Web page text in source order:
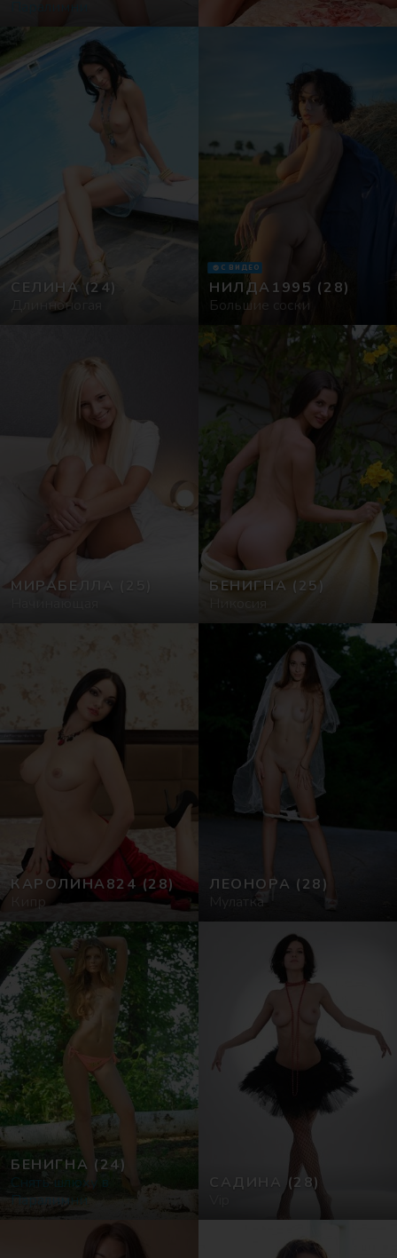
СЕЛИНА (24)
Длинноногая
НИЛДА1995 (28)
Большие соски
С ВИДЕО
МИРАБЕЛЛА
(25)
БЕНИГНА (25)
КАРОЛИНА824 (28)
ЛЕОНОРА (28)
Мулатка
БЕНИГНА (24)
Cнять шлюху в
Паралимни
САДИНА (28)